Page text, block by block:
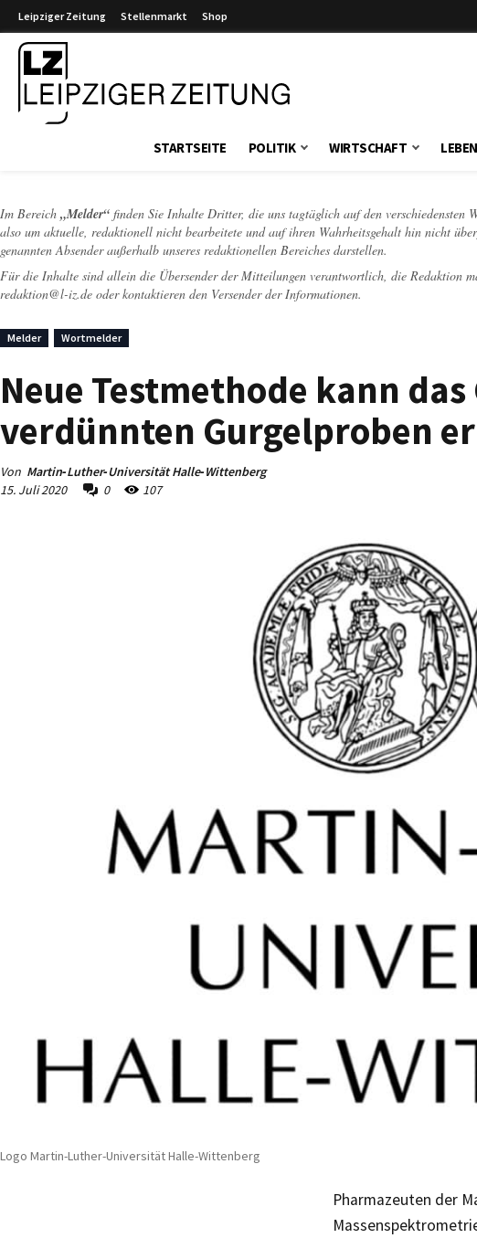
Leipziger Zeitung Stellenmarkt Shop
STARTSEITE POLITIK WIRTSCHAFT LEBEN
Im Bereich „Melder“ finden Sie Inhalte Dritter, die uns tagtäglich auf den verschiedensten
also um aktuelle, redaktionell nicht bearbeitete und auf ihren Wahrheitsgehalt hin nicht
genannten Absender außerhalb unseres redaktionellen Bereiches darstellen.
Für die Inhalte sind allein die Übersender der Mitteilungen verantwortlich, die Redaktion
redaktion@l-iz.de oder kontaktieren den Versender der Informationen.
Melder Wortmelder
Neue Testmethode kann
verdünnten Gurgelproben
Von Martin‐Luther‐Universität Halle‐Wittenberg
15. Juli 2020
0 107
Logo Martin-Luther-Universität Halle-Wittenberg
Pharmazeuten der